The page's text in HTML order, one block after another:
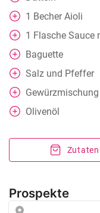
1 Becher Aioli
1 Flasche Sauce
Baguette
Salz und Pfeffer
Gewürzmischung
Olivenöl